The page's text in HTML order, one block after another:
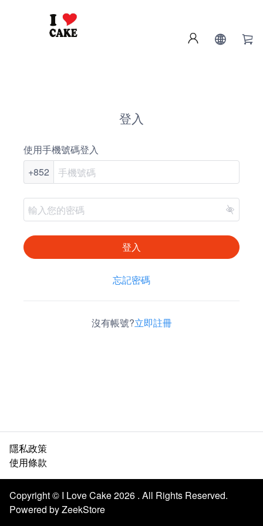
登入
使用手機號碼登入
+852
登入
忘記密碼
沒有帳號?立即註冊
隱私政策
使用條款
Copyright © I Love Cake 2026 . All Rights Reserved.
Powered by ZeekStore